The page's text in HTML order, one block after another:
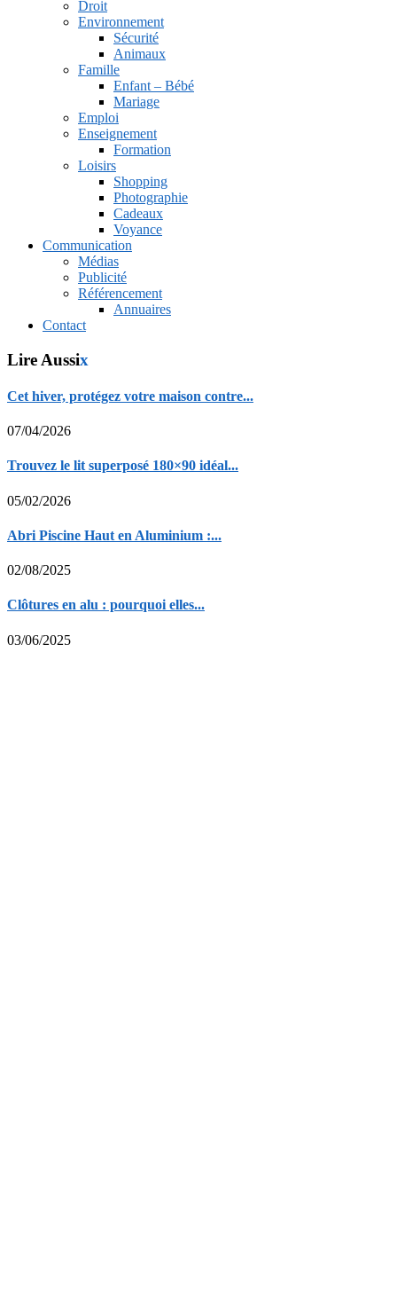
Droit
Environnement
Sécurité
Animaux
Famille
Enfant – Bébé
Mariage
Emploi
Enseignement
Formation
Loisirs
Shopping
Photographie
Cadeaux
Voyance
Communication
Médias
Publicité
Référencement
Annuaires
Contact
Lire Aussix
Cet hiver, protégez votre maison contre...
07/04/2026
Trouvez le lit superposé 180×90 idéal...
05/02/2026
Abri Piscine Haut en Aluminium :...
02/08/2025
Clôtures en alu : pourquoi elles...
03/06/2025